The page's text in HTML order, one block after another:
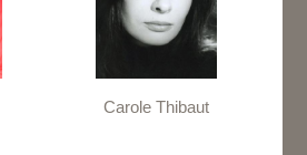
Carole Thibaut